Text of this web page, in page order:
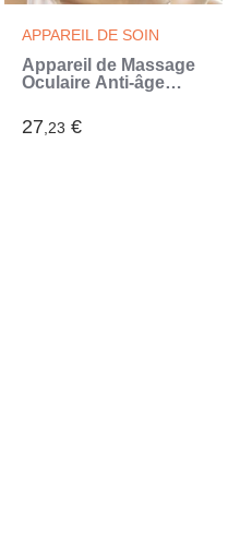
APPAREIL DE SOIN
Appareil de Massage
Oculaire Anti-âge
Thermothérapie et
Vibrothérapie Therey
27,23 €